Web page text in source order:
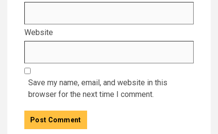
Website
Save my name, email, and website in this
browser for the next time I comment.